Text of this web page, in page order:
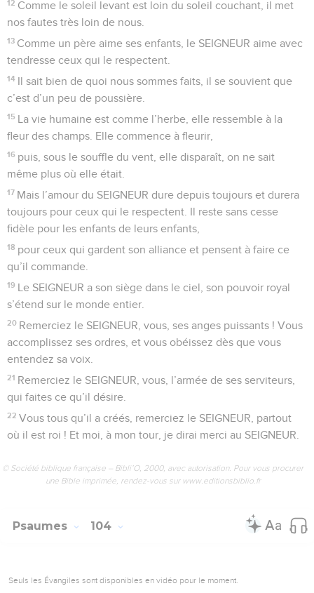
12 Comme le soleil levant est loin du soleil couchant, il met
nos fautes très loin de nous.
13 Comme un père aime ses enfants, le SEIGNEUR aime avec
tendresse ceux qui le respectent.
14 Il sait bien de quoi nous sommes faits, il se souvient que
c’est d’un peu de poussière.
15 La vie humaine est comme l’herbe, elle ressemble à la
fleur des champs. Elle commence à fleurir,
16 puis, sous le souffle du vent, elle disparaît, on ne sait
même plus où elle était.
17 Mais l’amour du SEIGNEUR dure depuis toujours et durera
toujours pour ceux qui le respectent. Il reste sans cesse
fidèle pour les enfants de leurs enfants,
18 pour ceux qui gardent son alliance et pensent à faire ce
qu’il commande.
19 Le SEIGNEUR a son siège dans le ciel, son pouvoir royal
s’étend sur le monde entier.
20 Remerciez le SEIGNEUR, vous, ses anges puissants ! Vous
accomplissez ses ordres, et vous obéissez dès que vous
entendez sa voix.
21 Remerciez le SEIGNEUR, vous, l’armée de ses serviteurs,
qui faites ce qu’il désire.
22 Vous tous qu’il a créés, remerciez le SEIGNEUR, partout
où il est roi ! Et moi, à mon tour, je dirai merci au SEIGNEUR.
© Société biblique française – Bibli’O, 2000, avec autorisation. Pour vous procurer
une Bible imprimée, rendez-vous sur www.editionsbiblio.fr
Psaumes 104
Seuls les Évangiles sont disponibles en vidéo pour le moment.